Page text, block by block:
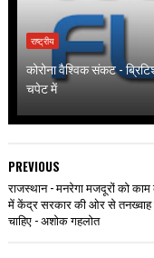
राष्ट्रीय
कोरोना वैश्विक संकट -
चपेट में
PREVIOUS
राजस्थान - मनरेगा मजदूरों को
में केंद्र सरकार की ओर से तनख्वाह
चाहिए - अशोक गहलोत